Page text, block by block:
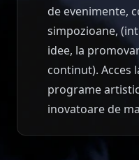
de evenimente,
simpozioane,
idee, la
continut). Acces
programe
inovatoare de